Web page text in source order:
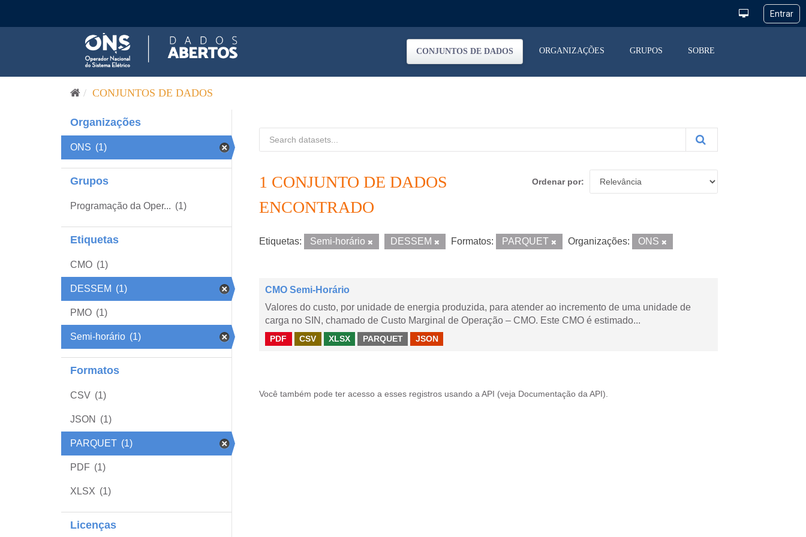
CONJUNTOS DE DADOS ORGANIZAÇÕES GRUPOS SOBRE
CONJUNTOS DE DADOS
Organizações
ONS (1)
Grupos
Programação da Oper... (1)
Etiquetas
CMO (1)
DESSEM (1)
PMO (1)
Semi-horário (1)
Formatos
CSV (1)
JSON (1)
PARQUET (1)
PDF (1)
XLSX (1)
Licenças
Ordenar por
1 CONJUNTO DE DADOS
ENCONTRADO
Etiquetas: Semi-horário DESSEM Formatos: PARQUET Organizações: ONS
CMO Semi-Horário
Valores do custo, por unidade de energia produzida, para atender ao incremento de uma unidade de
carga no SIN, chamado de Custo Marginal de Operação – CMO. Este CMO é estimado...
PDF CSV XLSX PARQUET JSON
Você também pode ter acesso a esses registros usando a API (veja Documentação da API ).